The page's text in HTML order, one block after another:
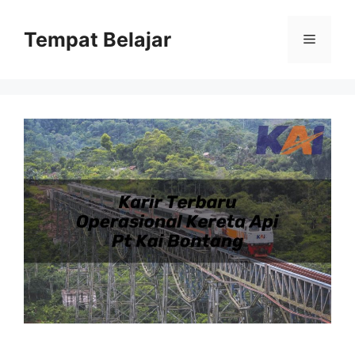
contentTempat Belajar Menu